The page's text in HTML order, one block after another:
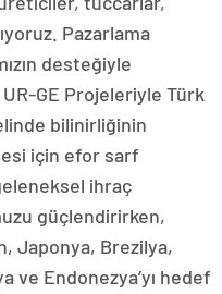
Pazarlama
desteğiyle
GE Projeleriyle Türk
bilinirliğinin
için efor sarf
ihraç
güçlendirirken,
Japonya, Brezilya,
ve Endonezya’yı hedef